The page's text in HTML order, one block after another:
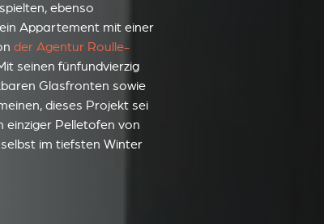
ebenso
Appartement mit einer
der Agentur Roulle-
seinen fünfundvierzig
Glasfronten sowie
dieses Projekt sei
einziger Pelletofen von
im tiefsten Winter